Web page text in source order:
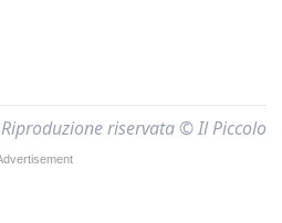
Riproduzione riservata © Il Piccolo